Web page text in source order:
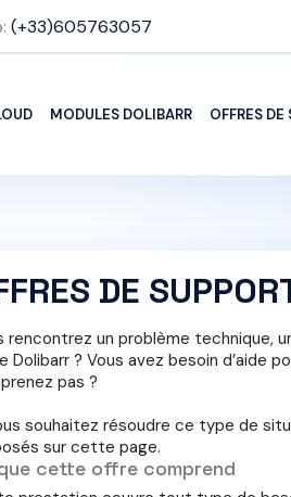
(+33)605763057
MODULES DOLIBARR OFFRES
DE
rencontrez un problème technique,
Dolibarr ? Vous avez besoin d’aide
pas ?
souhaitez résoudre ce type de
sur cette page.
cette offre comprend